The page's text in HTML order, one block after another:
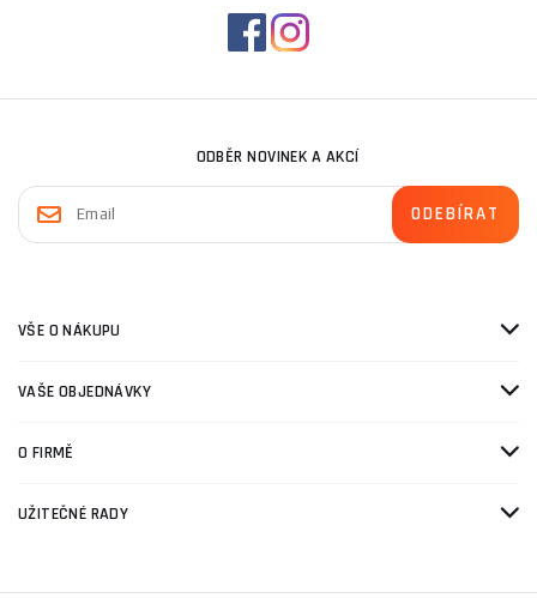
ODBĚR NOVINEK A AKCÍ
VŠE O NÁKUPU
VAŠE OBJEDNÁVKY
O FIRMĚ
UŽITEČNÉ RADY